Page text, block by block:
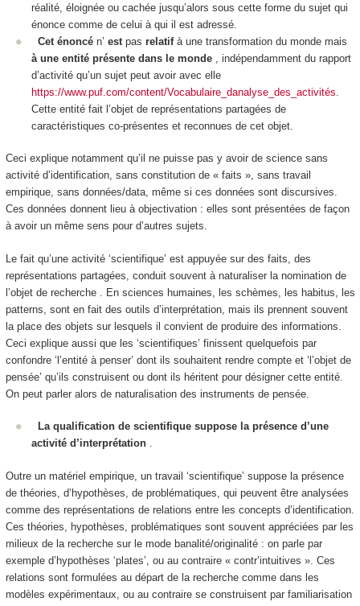
réalité, éloignée ou cachée jusqu’alors sous cette forme du sujet qui
énonce comme de celui à qui il est adressé.
Cet énoncé n’ est pas relatif à une transformation du monde mais
à une entité présente dans le monde
, indépendamment du rapport
d’activité qu’un sujet peut avoir avec elle
https://www.puf.com/content/Vocabulaire_danalyse_des_activités
Cette entité fait l’objet de représentations partagées de
caractéristiques co-présentes et reconnues de cet objet
Ceci explique notamment qu’il ne puisse pas y avoir de science sans
activité d’identification, sans constitution de « faits », sans travail
empirique, sans données/data, même si ces données sont discursives.
Ces données donnent lieu à objectivation: elles sont présentées de façon
à avoir un même sens pour d’autres sujets.
Le fait qu’une activité ‘scientifique’ est appuyée sur des faits, des
représentations partagées, conduit souvent à naturaliserla nomination de
l’objet de recherche . En sciences humaines, les schèmes, les habitus, les
patterns, sont en fait des outils d’interprétation, mais ils prennent souvent
la place des objets sur lesquels il convient de produire des informations.
Ceci explique aussi que les ‘scientifiques’ finissent quelquefois par
confondre ‘l’entité à penser’ dont ils souhaitent rendre compte et ‘l’objet de
pensée’ qu’ils construisent ou dont ils héritent pour désigner cette entité.
On peut parler alors de naturalisation des instruments de pensée.
La qualification de scientifique suppose la présence d’une
activité d’interprétation .
Outre un matériel empirique, un travail ‘scientifique’ suppose la présence
de théories, d’hypothèses, de problématiques, qui peuvent être analysées
comme des représentations de relations entre les concepts d’identification.
Ces théories, hypothèses, problématiques sont souvent appréciées par les
milieux de la recherche sur le mode banalité/originalité : on parle par
exemple d’hypothèses ‘plates’, ou au contraire « contr’intuitives ». Ces
relations sont formulées au départ de la recherche comme dans les
modèles expérimentaux, ou au contraire se construisent par familiarisation